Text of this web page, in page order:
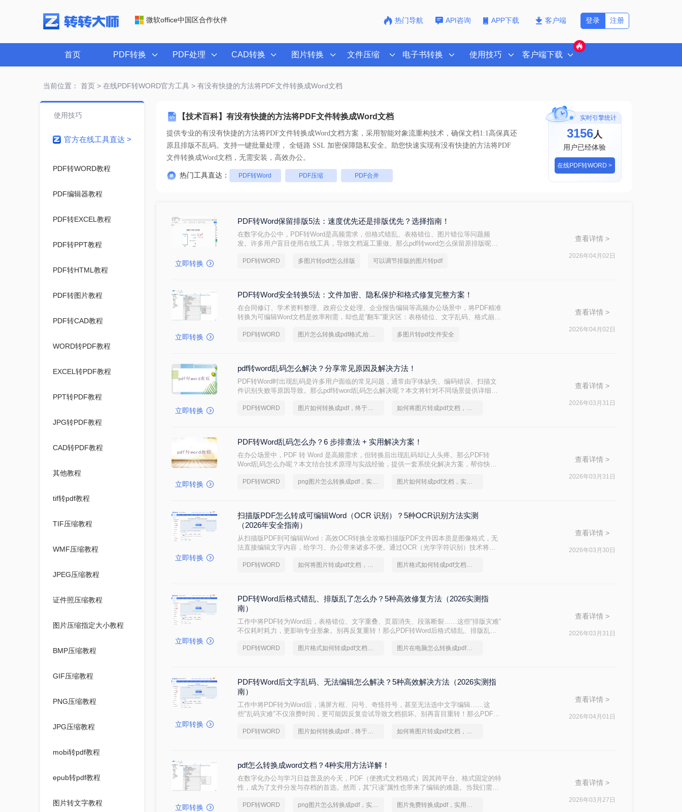
微软office中国区合作伙伴 热门导航 API咨询 APP下载 客户端 注册
登录
首页 PDF转换 PDF处理 CAD转换 图片转换 文件压缩 电子书转换 使用技巧 客户端下载
当前位置： 首页> 在线PDF转WORD官方工具> 有没有快捷的方法将PDF文件转换成Word文档
【技术百科】有没有快捷的方法将PDF文件转换成Word文档
提供专业的有没有快捷的方法将PDF文件转换成Word文档方案，采用智能对象流重构技术，确保文档1:1高保真还
原且排版不乱码。支持一键批量处理， 全链路 SSL 加密保障隐私安全。助您快速实现有没有快捷的方法将PDF
文件转换成Word文档 ，无需安装，高效办公。
热门工具直达： PDF转Word PDF压缩 PDF合并
实时引擎统计
3156人
用户已经体验
在线PDF转WORD >
使用技巧
官方在线工具直达 >
PDF转WORD教程
PDF编辑器教程
PDF转EXCEL教程
PDF转PPT教程
PDF转HTML教程
PDF转图片教程
PDF转CAD教程
WORD转PDF教程
EXCEL转PDF教程
PPT转PDF教程
JPG转PDF教程
CAD转PDF教程
其他教程
tif转pdf教程
TIF压缩教程
WMF压缩教程
JPEG压缩教程
证件照压缩教程
图片压缩指定大小教程
BMP压缩教程
GIF压缩教程
PNG压缩教程
JPG压缩教程
mobi转pdf教程
epub转pdf教程
图片转文字教程
立即转换
PDF转Word保留排版5法：速度优先还是排版优先？选择指南！
在数字化办公中，PDF转Word是高频需求，但格式错乱、表格错位、图片错位等问题频
发。许多用户盲目使用在线工具，导致文档返工重做。那么pdf转word怎么保留原排版呢？
边界与关键细节，助您高效保留原排版，让文档转换不再是痛点！
PDF转WORD 多图片转pdf怎么排版 可以调节排版的图片转pdf
查看详情 >
2026年04月02日
立即转换
PDF转Word安全转换5法：文件加密、隐私保护和格式修复完整方案！
在合同修订、学术资料整理、政府公文处理、企业报告编辑等高频办公场景中，将PDF精准
转换为可编辑Word文档是效率刚需，却也是“翻车”重灾区：表格错位、文字乱码、格式崩
露事件！
PDF转WORD 图片怎么转换成pdf格式,给你整理了一份方案 多图片转pdf文件安全
查看详情 >
2026年04月02日
立即转换
pdf转word乱码怎么解决？分享常见原因及解决方法！
PDF转Word时出现乱码是许多用户面临的常见问题，通常由字体缺失、编码错误、扫描文
件识别失败等原因导致。那么pdf转word乱码怎么解决呢？本文将针对不同场景提供详细的
PDF转WORD 图片如何转换成pdf，终于找到解决方法了 如何将图片转成pdf文档，终于找到解决方法了
查看详情 >
2026年03月31日
立即转换
PDF转Word乱码怎么办？6 步排查法 + 实用解决方案！
在办公场景中，PDF 转 Word 是高频需求，但转换后出现乱码却让人头疼。那么PDF转
Word乱码怎么办呢？本文结合技术原理与实战经验，提供一套系统化解决方案，帮你快速
PDF转WORD png图片怎么转换成pdf，实用方法不要错过 图片如何转成pdf文档，实用方法不要错过
查看详情 >
2026年03月31日
立即转换
扫描版PDF怎么转成可编辑Word（OCR 识别）？5种OCR识别方法实测
（2026年安全指南）
从扫描版PDF到可编辑Word：高效OCR转换全攻略扫描版PDF文件因本质是图像格式，无
法直接编辑文字内容，给学习、办公带来诸多不便。通过OCR（光学字符识别）技术将其
的转换方法，助您轻松释放文档价值。一、理解扫描版PDF与OCR转换扫描版PDF是通过
PDF转WORD 如何将图片转成pdf文档，分享一种简单的方法 图片格式如何转成pdf文档？图文恢复指南
查看详情 >
2026年03月30日
立即转换
PDF转Word后格式错乱、排版乱了怎么办？5种高效修复方法（2026实测指
南）
工作中将PDF转为Word后，表格错位、文字重叠、页眉消失、段落断裂……这些“排版灾难”
不仅耗时耗力，更影响专业形象。别再反复重转！那么PDF转Word后格式错乱、排版乱了
PDF转WORD 图片格式如何转成pdf文档？简单高效的恢复方法 图片在电脑怎么转换成pdf，简单高效的转换方法
查看详情 >
2026年03月31日
立即转换
PDF转Word后文字乱码、无法编辑怎么解决？5种高效解决方法（2026实测指
南）
工作中将PDF转为Word后，满屏方框、问号、奇怪符号，甚至无法选中文字编辑……这
些"乱码灾难"不仅浪费时间，更可能因反复尝试导致文档损坏。别再盲目重转！那么PDF转
您10分钟内恢复可编辑文档！
PDF转WORD 图片如何转换成pdf，终于找到解决方法了 如何将图片转成pdf文档，终于找到解决方法了
查看详情 >
2026年04月01日
立即转换
pdf怎么转换成word文档？4种实用方法详解！
在数字化办公与学习日益普及的今天，PDF（便携式文档格式）因其跨平台、格式固定的特
性，成为了文件分发与存档的首选。然而，其“只读”属性也带来了编辑的难题。当我们需要
文档就成为了一项高频且关键的需求。市场上的转换工具琳琅满目，但效果参差不齐。
PDF转WORD png图片怎么转换成pdf，实用方法不要错过 图片免费转换成pdf，实用的方法来了
查看详情 >
2026年03月27日